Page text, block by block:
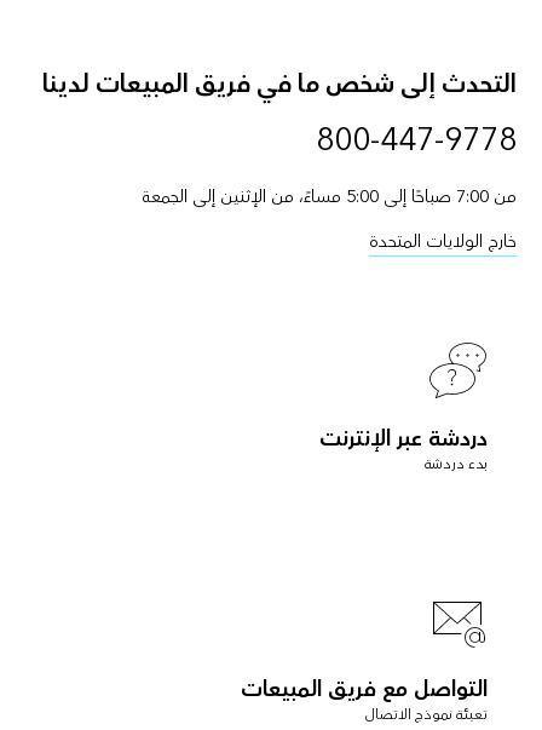
التحدث إلى شخص ما في فريق المبيعات لدينا
800-447-9778
من 7:00 صباحًا إلى 5:00 مساءً، من الإثنين إلى الجمعة
خارج الولايات المتحدة
دردشة عبر الإنترنت
بدء دردشة
التواصل مع فريق المبيعات
تعبئة نموذج الاتصال